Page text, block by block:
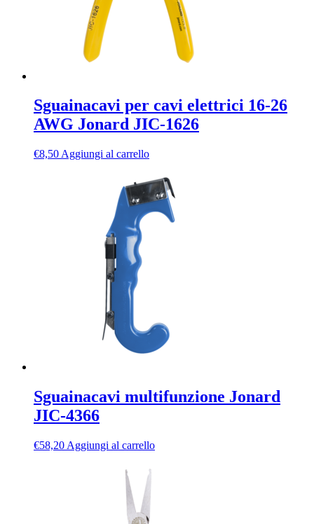
Sguainacavi per cavi elettrici 16-26
AWG Jonard JIC-1626
€8,50 Aggiungi al carrello
Sguainacavi multifunzione Jonard
JIC-4366
€58,20 Aggiungi al carrello